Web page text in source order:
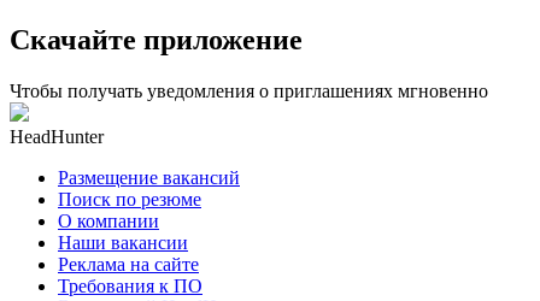
Скачайте приложение
Чтобы получать уведомления о приглашениях мгновенно
HeadHunter
Размещение вакансий
Поиск по резюме
О компании
Наши вакансии
Реклама на сайте
Требования к ПО